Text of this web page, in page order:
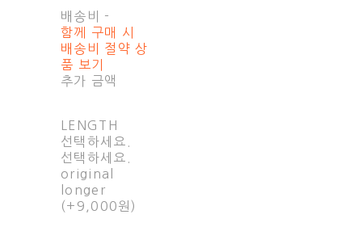
배송비 -
함께 구매 시
배송비 절약 상
품 보기
추가 금액
LENGTH
선택하세요.
선택하세요.
original
longer
(+9,000원)